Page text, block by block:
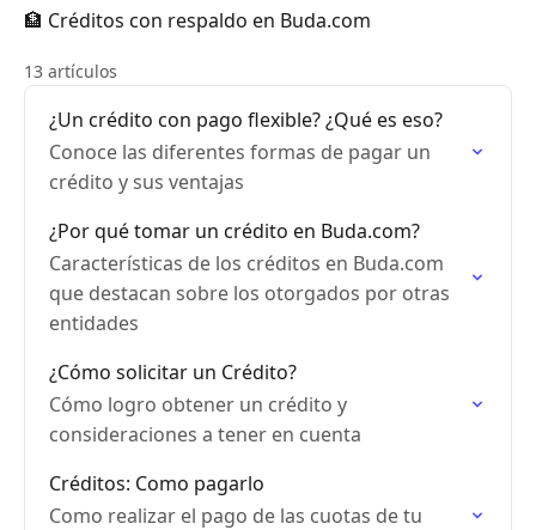
🏦 Créditos con respaldo en Buda.com
13 artículos
¿Un crédito con pago flexible? ¿Qué es eso?
Conoce las diferentes formas de pagar un
crédito y sus ventajas
¿Por qué tomar un crédito en Buda.com?
Características de los créditos en Buda.com
que destacan sobre los otorgados por otras
entidades
¿Cómo solicitar un Crédito?
Cómo logro obtener un crédito y
consideraciones a tener en cuenta
Créditos: Como pagarlo
Como realizar el pago de las cuotas de tu